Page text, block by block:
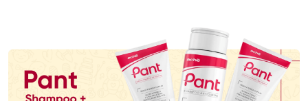
Promoção em Destaque